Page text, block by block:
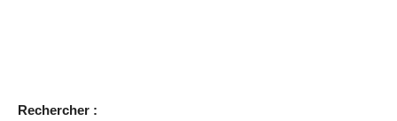
Rechercher :